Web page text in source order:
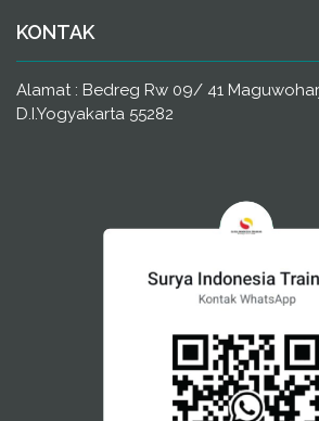
KONTAK
Alamat : Bedreg Rw 09/ 41
D.I.Yogyakarta 55282